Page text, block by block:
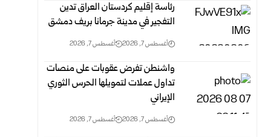
رئاسة إقليم كردستان العراق تدين
التفجير في مدينة جرمانا بريف دمشق
أغسطس 7, 2026 أغسطس 7, 2026
واشنطن تفرض عقوبات على منصات
تداول عملات لتمويلها الحرس الثوري
الإيراني
أغسطس 7, 2026 أغسطس 7, 2026